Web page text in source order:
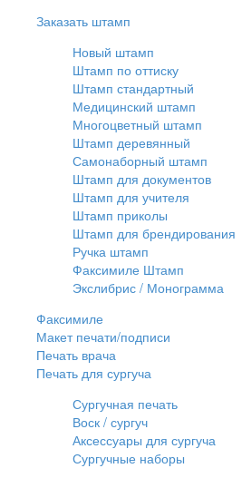
Заказать штамп
Новый штамп
Штамп по оттиску
Штамп стандартный
Медицинский штамп
Многоцветный штамп
Штамп деревянный
Самонаборный штамп
Штамп для документов
Штамп для учителя
Штамп приколы
Штамп для брендирования
Ручка штамп
Факсимиле Штамп
Экслибрис / Монограмма
Факсимиле
Макет печати/подписи
Печать врача
Печать для сургуча
Сургучная печать
Воск / сургуч
Аксессуары для сургуча
Сургучные наборы